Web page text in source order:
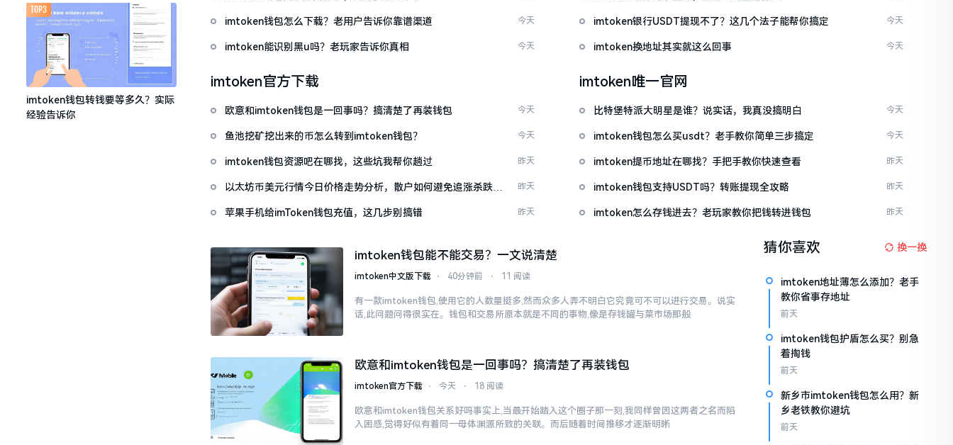
imtoken钱包转钱要等多久？实际
经验告诉你
TOP3
imtoken钱包怎么下载？老用户告诉你靠谱渠道 今天
imtoken能识别黑u吗？老玩家告诉你真相 今天
imtoken银行USDT提现不了？这几个法子能帮你搞定 今天
imtoken换地址其实就这么回事 今天
imtoken官方下载
欧意和imtoken钱包是一回事吗？搞清楚了再装钱包 今天
鱼池挖矿挖出来的币怎么转到imtoken钱包？ 今天
imtoken钱包资源吧在哪找，这些坑我帮你趟过 昨天
以太坊币美元行情今日价格走势分析，散户如何避免追涨杀跌被
昨天
苹果手机给imToken钱包充值，这几步别搞错 昨天
imtoken唯一官网
比特堡特派大明星是谁？说实话，我真没搞明白 今天
imtoken钱包怎么买usdt？老手教你简单三步搞定 今天
imtoken提币地址在哪找？手把手教你快速查看 昨天
imtoken钱包支持USDT吗？转账提现全攻略 昨天
imtoken怎么存钱进去？老玩家教你把钱转进钱包 昨天
imtoken钱包能不能交易？一文说清楚
imtoken中文版下载 ⋅ 40分钟前 ⋅ 11 阅读
有一款imtoken钱包,使用它的人数量挺多,然而众多人弄不明白它究竟可不可以进行交易。说实
话,此问题问得很实在。钱包和交易所原本就是不同的事物,像是存钱罐与菜市场那般
欧意和imtoken钱包是一回事吗？搞清楚了再装钱包
imtoken官方下载 ⋅ 今天 ⋅ 18 阅读
欧意和imtoken钱包关系好吗事实上,当最开始踏入这个圈子那一刻,我同样曾因这两者之名而陷
入困惑,觉得好似有着同一母体渊源所致的关联。而后随着时间推移才逐渐明晰
猜你喜欢 换一换
imtoken地址薄怎么添加？老手
教你省事存地址
前天
imtoken钱包护盾怎么买？别急
着掏钱
前天
新乡市imtoken钱包怎么用？新
乡老铁教你避坑
前天